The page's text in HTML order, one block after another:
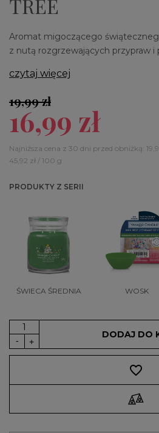
TREE
Aromat migoczącego
z nutą rozgrzewających przypraw i
czytaj więcej
19,99 zł
16,99 zł
Najniższa cena z 30 dni przed obniżką:
45,92 zł / 100 g
PRODUKTY Z SERII
ŚWIECA ŚREDNIA WOSK
DODAJ DO
favorite_border